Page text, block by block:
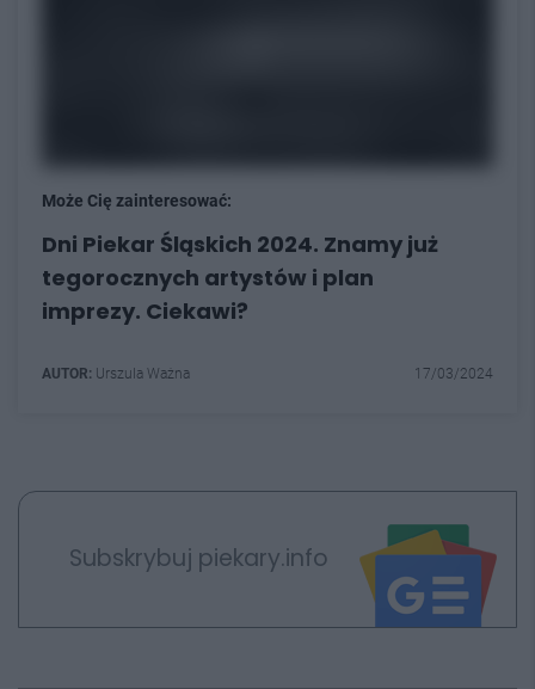
Może Cię zainteresować:
Dni Piekar Śląskich 2024. Znamy już
tegorocznych artystów i plan
imprezy. Ciekawi?
AUTOR: Urszula Ważna 17/03/2024
Subskrybuj piekary.info